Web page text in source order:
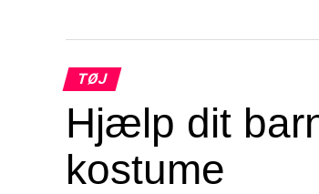
TØJ
Hjælp dit
kostume